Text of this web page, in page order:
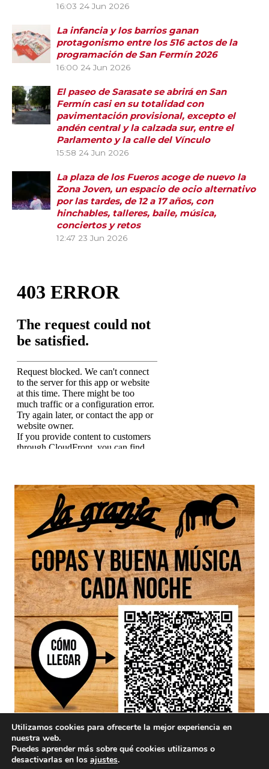
16:03 24 Jun 2026
La infancia y los barrios ganan
protagonismo entre los 516 actos de la
programación de San Fermín 2026
16:00 24 Jun 2026
El paseo de Sarasate se abrirá en San
Fermín casi en su totalidad con
pavimentación provisional, excepto el
andén central y la calzada sur, entre el
Parlamento y la calle del Vínculo
15:58 24 Jun 2026
La plaza de los Fueros acoge de nuevo la
Zona Joven, un espacio de ocio alternativo
por las tardes, de 12 a 17 años, con
hinchables, talleres, baile, música,
conciertos y retos
12:47 23 Jun 2026
Utilizamos cookies para ofrecerte la mejor experiencia en
nuestra web.
Puedes aprender más sobre qué cookies utilizamos o
desactivarlas en los ajustes.